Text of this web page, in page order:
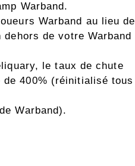
Warband.
Warband au lieu de
de votre Warband
le taux de chute
de 400% (réinitialisé tous
Warband).